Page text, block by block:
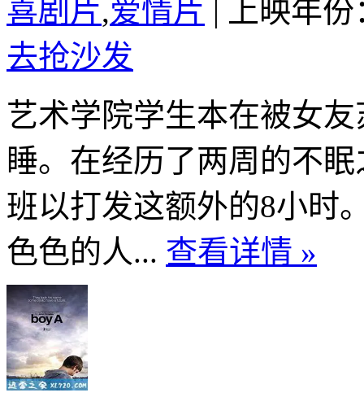
喜剧片,爱情片 |
上映年
去抢沙发
艺术学院学生本在被女
睡。在经历了两周的不
班以打发这额外的8小时
色色的人... 查看详情 »